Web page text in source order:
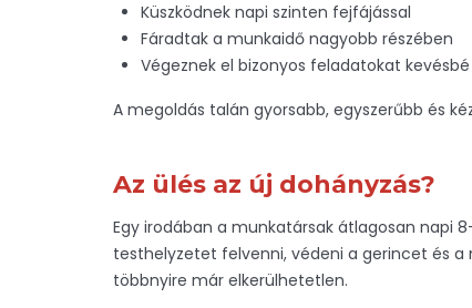
Küszködnek napi szinten fejfájással
Fáradtak a munkaidő nagyobb részében
Végeznek el bizonyos feladatokat
A megoldás talán gyorsabb, egyszerűbb és
Az ülés az új dohányzás?
Egy irodában a munkatársak átlagosan napi
testhelyzetet felvenni, védeni a gerincet és
többnyire már elkerülhetetlen.